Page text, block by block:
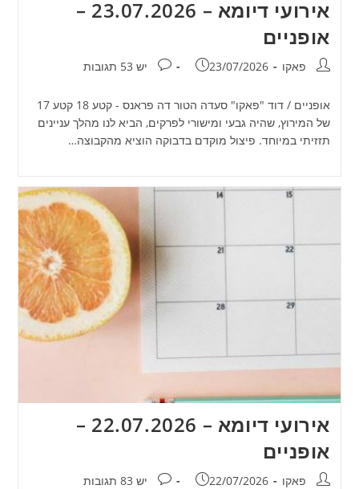
אירועי דיומא – 23.07.2026 –
אופניים
מחבר:פאקו פורסם:
23/07/2026 תגובות:
יש 53 תגובות
אופניים / דוד "פאקו" סעדה הטור דה פראנס - קטע 18 קטע 17
של המירוץ, שהיה גבעי ומישורי לפרקים, הביא לנו מהלך עניינים
תזזיתי במיוחד. פיצול מוקדם בדבוקה הוציא מהקבוצה…
אירועי דיומא – 22.07.2026 –
אופניים
מחבר:פאקו פורסם:
22/07/2026 תגובות:
יש 83 תגובות